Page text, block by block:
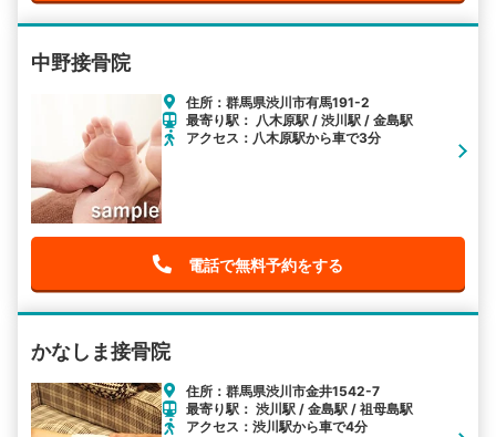
中野接骨院
住所：群馬県渋川市有馬191-2
最寄り駅： 八木原駅 / 渋川駅 / 金島駅
アクセス：八木原駅から車で3分
電話で無料予約をする
かなしま接骨院
住所：群馬県渋川市金井1542-7
最寄り駅： 渋川駅 / 金島駅 / 祖母島駅
アクセス：渋川駅から車で4分